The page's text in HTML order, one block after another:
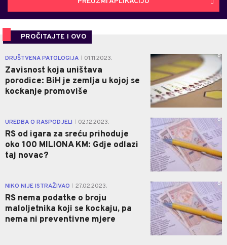
PROČITAJTE I OVO
DRUŠTVENA PATOLOGIJA 01.11.2023.
Zavisnost koja uništava
porodice: BiH je zemlja u kojoj se
kockanje promoviše
0
UREDBA O RASPODJELI 02.12.2023.
RS od igara za sreću prihoduje
oko 100 MILIONA KM: Gdje odlazi
taj novac?
0
NIKO NIJE ISTRAŽIVAO 27.02.2023.
RS nema podatke o broju
maloljetnika koji se kockaju, pa
nema ni preventivne mjere
0